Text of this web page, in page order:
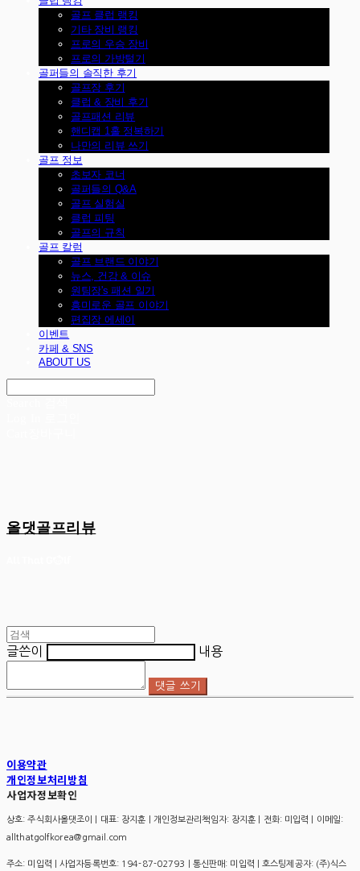
골프 클럽 랭킹
기타 장비 랭킹
프로의 우승 장비
프로의 가방털기
골퍼들의 솔직한 후기
골프장 후기
클럽 & 장비 후기
골프패션 리뷰
핸디캡 1홀 정복하기
나만의 리뷰 쓰기
골프 정보
초보자 코너
골퍼들의 Q&A
골프 실험실
클럽 피팅
골프의 규칙
골프 칼럼
골프 브랜드 이야기
뉴스, 건강 & 이슈
원팀장's 패션 일기
흥미로운 골프 이야기
편집장 에세이
이벤트
카페 & SNS
ABOUT US
올댓골프리뷰
글쓴이 내용
댓글 쓰기
이용약관
개인정보처리방침
사업자정보확인
상호: 주식회사올댓조이 | 대표: 장지훈 | 개인정보관리책임자: 장지훈 | 전화: 미입력 | 이메일:
allthatgolfkorea@gmail.com
주소: 미입력 | 사업자등록번호: 194-87-02793 | 통신판매: 미입력 | 호스팅제공자: (주)식스